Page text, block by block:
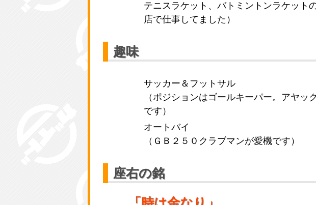
テニスラケット、バトミントンラケット
店で仕事してました）
趣味
サッカー＆フットサル
（ポジションはゴールキーパー。アヤッ
です）
オートバイ
（ＧＢ２５０クラブマンが愛機です）
座右の銘